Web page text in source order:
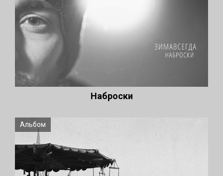
Наброски
Альбом